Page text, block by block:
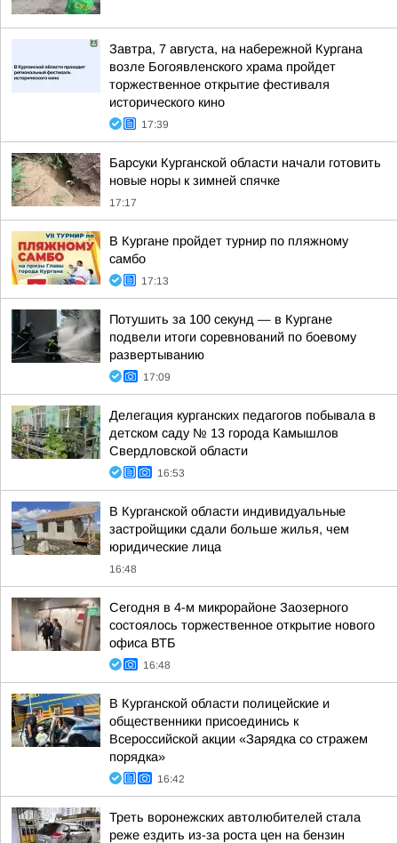
Завтра, 7 августа, на набережной Кургана
возле Богоявленского храма пройдет
торжественное открытие фестиваля
исторического кино
17:39
Барсуки Курганской области начали готовить
новые норы к зимней спячке
17:17
В Кургане пройдет турнир по пляжному
самбо
17:13
Потушить за 100 секунд — в Кургане
подвели итоги соревнований по боевому
развертыванию
17:09
Делегация курганских педагогов побывала в
детском саду № 13 города Камышлов
Свердловской области
16:53
В Курганской области индивидуальные
застройщики сдали больше жилья, чем
юридические лица
16:48
Сегодня в 4-м микрорайоне Заозерного
состоялось торжественное открытие нового
офиса ВТБ
16:48
В Курганской области полицейские и
общественники присоединись к
Всероссийской акции «Зарядка со стражем
порядка»
16:42
Треть воронежских автолюбителей стала
реже ездить из-за роста цен на бензин